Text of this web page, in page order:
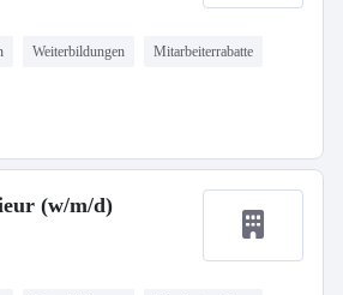
Weiterbildungen Mitarbeiterrabatte
(w/m/d)